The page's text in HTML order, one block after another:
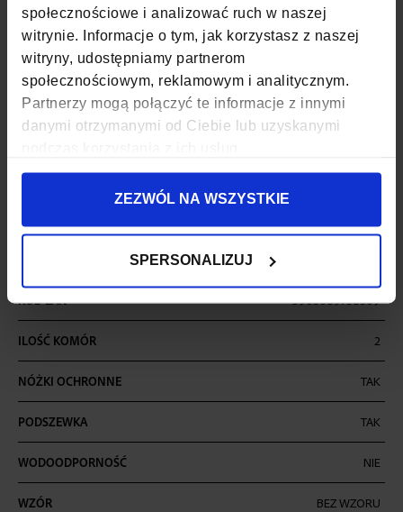
społecznościowe i analizować ruch w naszej
witrynie. Informacje o tym, jak korzystasz z naszej
witryny, udostępniamy partnerom
społecznościowym, reklamowym i analitycznym.
Partnerzy mogą połączyć te informacje z innymi
danymi otrzymanymi od Ciebie lub uzyskanymi
ZEZWÓL NA WSZYSTKIE
SPERSONALIZUJ
MAKSYMALNE OBCIĄŻENIE
KOLOR
MATERIAŁ
SZEROKOŚĆ
GŁĘBOKOŚĆ 29 CM
KOD EAN 5903689738309
ILOŚĆ KOMÓR 2
NÓŻKI OCHRONNE TAK
PODSZEWKA TAK
WODOODPORNOŚĆ NIE
WZÓR BEZ WZORU